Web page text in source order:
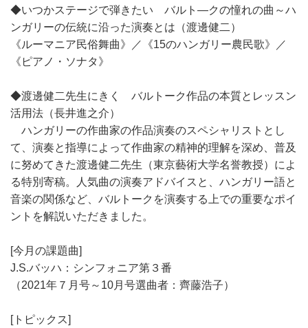
◆いつかステージで弾きたい バルト―クの憧れの曲～ハ
ンガリーの伝統に沿った演奏とは（渡邊健二）
《ルーマニア民俗舞曲》／《15のハンガリー農民歌》／
《ピアノ・ソナタ》
◆渡邊健二先生にきく バルトーク作品の本質とレッスン
活用法（長井進之介）
ハンガリーの作曲家の作品演奏のスペシャリストとし
て、演奏と指導によって作曲家の精神的理解を深め、普及
に努めてきた渡邊健二先生（東京藝術大学名誉教授）によ
る特別寄稿。人気曲の演奏アドバイスと、ハンガリー語と
音楽の関係など、バルトークを演奏する上での重要なポイ
ントを解説いただきました。
[今月の課題曲]
J.S.バッハ：シンフォニア第３番
（2021年７月号～10月号選曲者：齊藤浩子）
[トピックス]